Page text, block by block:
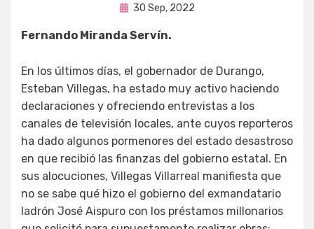
porFernando Miranda Servín
Publicada
30 Sep, 2022
Fernando Miranda Servín.
En los últimos días, el gobernador de Durango,
Esteban Villegas, ha estado muy activo haciendo
declaraciones y ofreciendo entrevistas a los
canales de televisión locales, ante cuyos reporteros
ha dado algunos pormenores del estado desastroso
en que recibió las finanzas del gobierno estatal. En
sus alocuciones, Villegas Villarreal manifiesta que
no se sabe qué hizo el gobierno del exmandatario
ladrón José Aispuro con los préstamos millonarios